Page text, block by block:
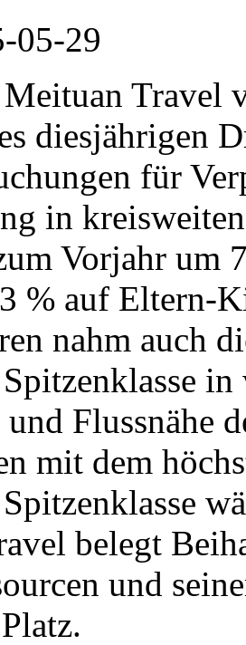
05-29
Travel
diesjährigen
für
in
Vorjahr um
% auf Eltern-
nahm auch
Flussnähe
mit dem
belegt
und